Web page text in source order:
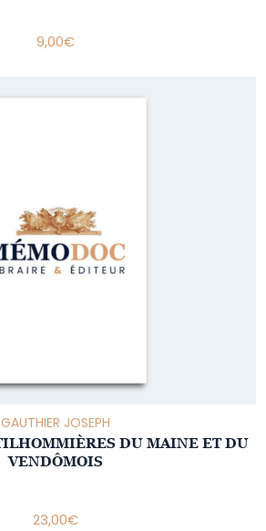
9,00€
GAUTHIER JOSEPH
DU MAINE ET DU
VENDÔMOIS
23,00€